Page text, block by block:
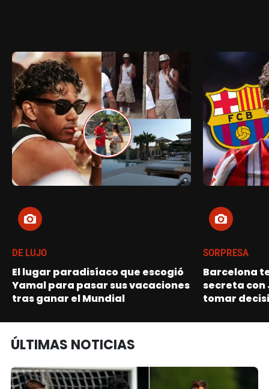
DE LUJO
El lugar paradisíaco que escogió
Yamal para pasar sus vacaciones
tras ganar el Mundial
SORPRESA
Barcelona
secreta con
tomar
ÚLTIMAS NOTICIAS